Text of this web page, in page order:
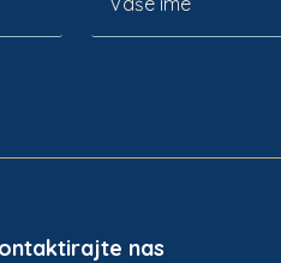
nas